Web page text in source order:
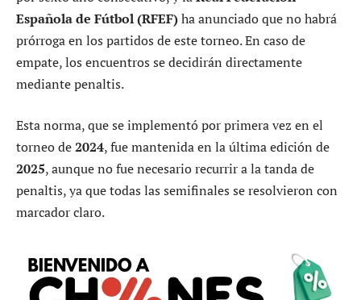
Española de Fútbol (RFEF)ha anunciado que no habrá
prórroga en los partidos de este torneo. En caso de
empate, los encuentros se decidirán directamente
mediante penaltis.
Esta norma, que se implementó por primera vez en el
torneo de2024, fue mantenida en la última edición de
2025, aunque no fue necesario recurrir a la tanda de
penaltis, ya que todas las semifinales se resolvieron con
marcador claro.